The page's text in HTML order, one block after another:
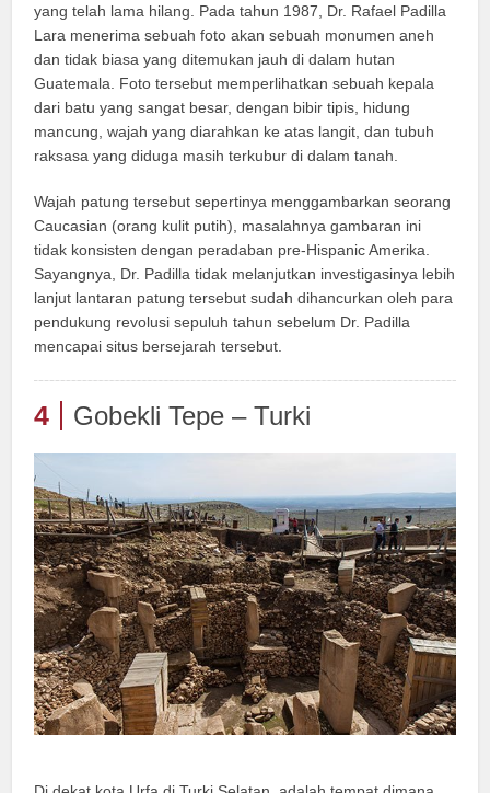
yang telah lama hilang. Pada tahun 1987, Dr. Rafael Padilla
Lara menerima sebuah foto akan sebuah monumen aneh
dan tidak biasa yang ditemukan jauh di dalam hutan
Guatemala. Foto tersebut memperlihatkan sebuah kepala
dari batu yang sangat besar, dengan bibir tipis, hidung
mancung, wajah yang diarahkan ke atas langit, dan tubuh
raksasa yang diduga masih terkubur di dalam tanah.
Wajah patung tersebut sepertinya menggambarkan seorang
Caucasian (orang kulit putih), masalahnya gambaran ini
tidak konsisten dengan peradaban pre-Hispanic Amerika.
Sayangnya, Dr. Padilla tidak melanjutkan investigasinya lebih
lanjut lantaran patung tersebut sudah dihancurkan oleh para
pendukung revolusi sepuluh tahun sebelum Dr. Padilla
mencapai situs bersejarah tersebut.
4 Gobekli Tepe – Turki